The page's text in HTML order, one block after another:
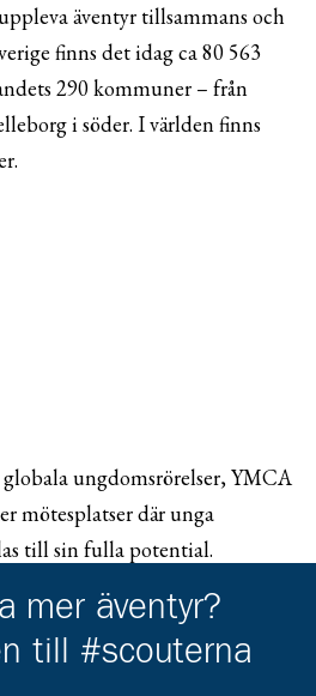
äventyr tillsammans och
finns det idag ca 80 563
290 kommuner – från
i söder. I världen finns
ungdomsrörelser, YMCA
mötesplatser där unga
till sin fulla potential.
I Sverige samlar
och ca 50 000 medlemmar.
mer äventyr?
till #scouterna